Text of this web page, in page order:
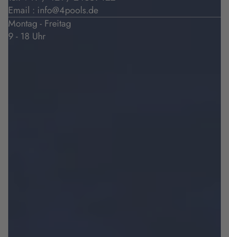
Email : info@4pools.de
Montag - Freitag
9 - 18 Uhr